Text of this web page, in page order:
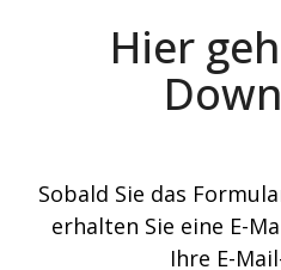
Hier
Sobald Sie das
erhalten Sie eine E-
Ihre E-